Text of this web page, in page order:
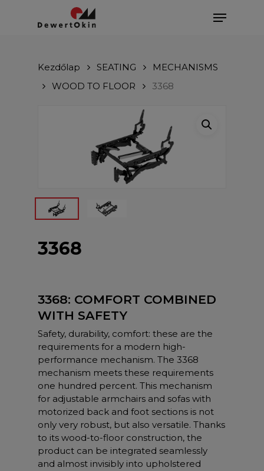
Menu
Kezdőlap SEATING
MECHANISMS
WOOD TO FLOOR
3368
3368
3368: COMFORT COMBINED
WITH SAFETY
Safety, durability, comfort: these are the
requirements for a modern high-
performance mechanism. The 3368
mechanism meets these requirements
one hundred percent. This mechanism
for adjustable armchairs and sofas with
motorized back and foot sections is not
only very robust, but also versatile. Thanks
to its wood-to-floor construction, the
product can be integrated seamlessly
and almost invisibly into upholstered